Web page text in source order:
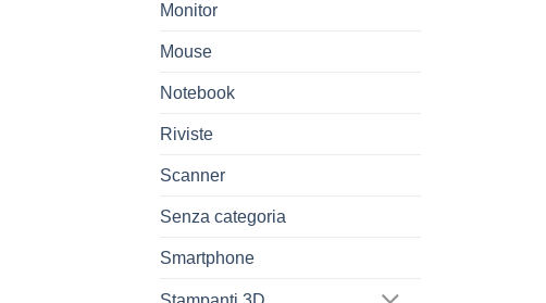
Monitor
Mouse
Notebook
Riviste
Scanner
Senza categoria
Smartphone